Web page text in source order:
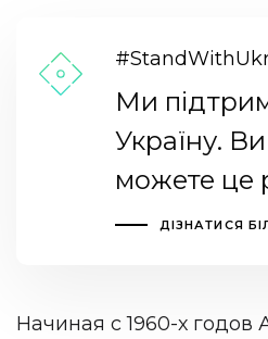
Ми
Україну.
можете це
ДІЗНАТИСЯ
Начиная с 1960-х годов